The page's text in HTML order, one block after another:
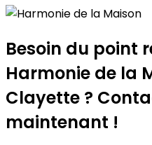
Harmonie
+
−
Besoin du point
Harmonie de la
Clayette ?
maintenant !